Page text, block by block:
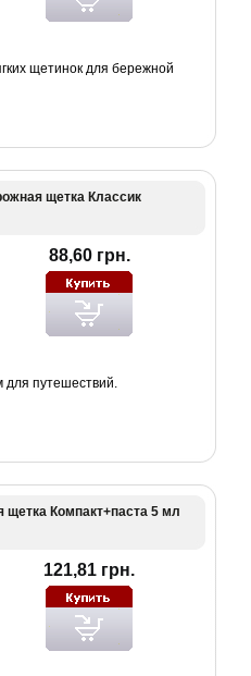
щетинок для бережной
щетка Классик
88,60 грн.
для путешествий.
Компакт+паста 5 мл
121,81 грн.